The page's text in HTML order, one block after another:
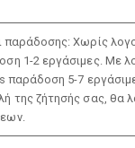
παράδοσης: Χωρίς
1-2 εργάσιμες. Με
παράδοση 5-7
της ζήτησής σας, θα